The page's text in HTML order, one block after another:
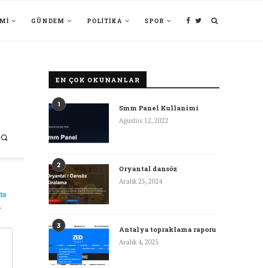
GÜNDEM POLITIKA SPOR
EN ÇOK OKUNANLAR
1
Smm Panel Kullanimi
Ağustos 12, 2022
2
Oryantal dansöz
Aralık 25, 2024
3
Antalya topraklama raporu
Aralık 4, 2025